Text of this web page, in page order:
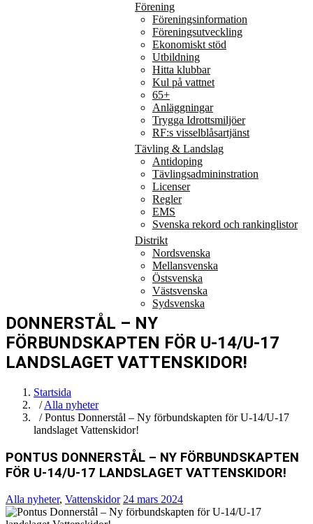
Förening
Föreningsinformation
Föreningsutveckling
Ekonomiskt stöd
Utbildning
Hitta klubbar
Kul på vattnet
65+
Anläggningar
Trygga Idrottsmiljöer
RF:s visselblåsartjänst
Tävling & Landslag
Antidoping
Tävlingsadmininstration
Licenser
Regler
EMS
Svenska rekord och rankinglistor
Distrikt
Nordsvenska
Mellansvenska
Östsvenska
Västsvenska
Sydsvenska
DONNERSTÅL – NY
FÖRBUNDSKAPTEN FÖR U-14/U-17
LANDSLAGET VATTENSKIDOR!
Startsida
/Alla nyheter
/ Pontus Donnerstål – Ny förbundskapten för U-14/U-17
landslaget Vattenskidor!
PONTUS DONNERSTÅL – NY FÖRBUNDSKAPTEN
FÖR U-14/U-17 LANDSLAGET VATTENSKIDOR!
Alla nyheter, Vattenskidor 24 mars 2024